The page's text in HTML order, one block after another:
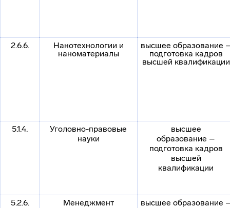
2.6.6.
Нанотехнологии и
наноматериалы
высшее образование
подготовка кадров
высшей квалификации
5.1.4.
Уголовно-правовые
науки
высшее
образование –
подготовка кадров
высшей
квалификации
5.2.6. Менеджмент
высшее образование